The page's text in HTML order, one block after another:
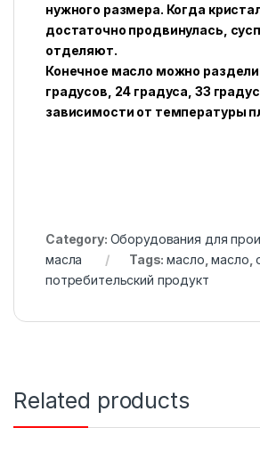
нужного размера. Когда
достаточно продвинулась,
отделяют.
Конечное масло можно
градусов, 24 градуса, 33
зависимости от температуры
Category: Оборудования для
масла
Tags:масло ,масло ,
потребительский продукт
Related products